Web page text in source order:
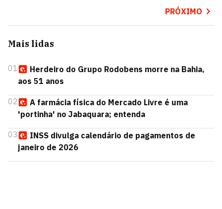
PRÓXIMO
Mais lidas
01
Herdeiro do Grupo Rodobens morre na Bahia,
aos 51 anos
02
A farmácia física do Mercado Livre é uma
'portinha' no Jabaquara; entenda
03
INSS divulga calendário de pagamentos de
janeiro de 2026